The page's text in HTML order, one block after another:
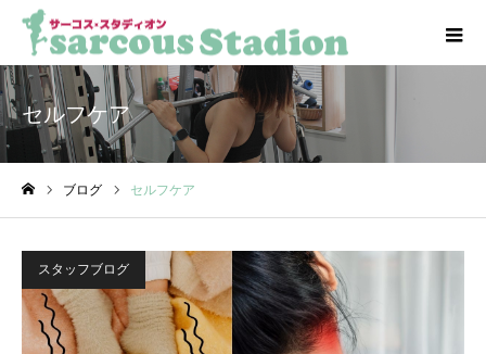
セルフケア
ブログ セルフケア
スタッフブログ